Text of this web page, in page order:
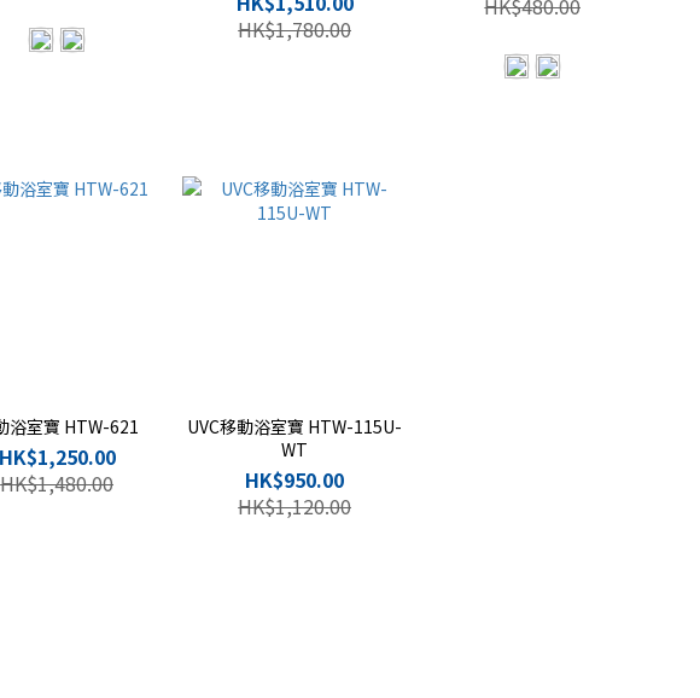
HK$1,780.00
HK$480.00
浴室寶 HTW-621
HK$1,250.00
HK$1,480.00
UVC移動浴室寶 HTW-115U-
WT
HK$950.00
HK$1,120.00